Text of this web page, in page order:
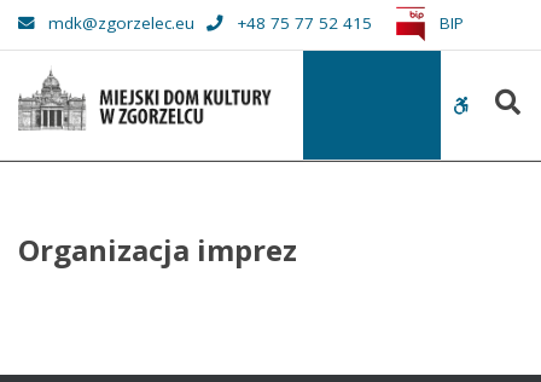
Organizacja
imprez
mdk@zgorzelec.eu +48 75 77 52 415 BIP
WCAG
Organizacja imprez